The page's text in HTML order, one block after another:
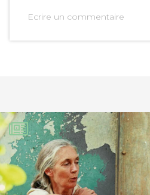
Ecrire un commentaire